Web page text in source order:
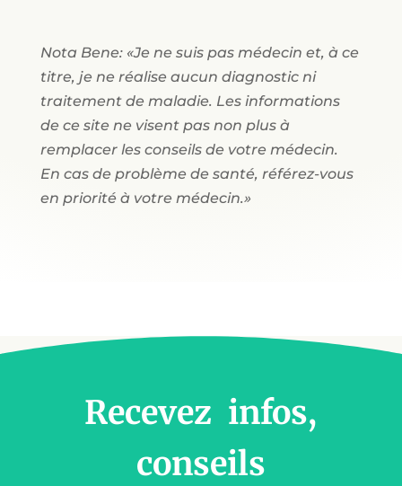
Nota Bene: «Je ne suis pas médecin et, à ce
titre, je ne réalise aucun diagnostic ni
traitement de maladie. Les informations
de ce site ne visent pas non plus à
remplacer les conseils de votre médecin.
En cas de problème de santé, référez-vous
en priorité à votre médecin.»
Recevez infos,
conseils